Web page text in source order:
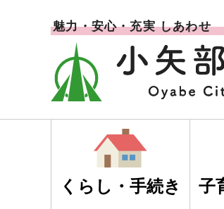
魅力・安心・充実 しあわせ
くらし・手続き 子